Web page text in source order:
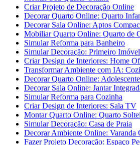
Criar Projeto de Decoração Online
Decorar Quarto Online: Quarto
Decorar Sala Online: Aptos
Mobiliar Quarto Online: Quarto de
Simular Reforma para Banheiro
Simular Decoração: Primeiro Imóvel
Criar Design de Interiores: Home
Transformar Ambiente com IA:
Decorar Quarto Online: Adolescente
Decorar Sala Online: Jantar
Simular Reforma para Cozinha
Criar Design de Interiores: Sala TV
Montar Quarto Online: Quarto
Simular Decoração: Casa de Praia
Decorar Ambiente Online: Varanda
Fazer Projeto Decoração: Espaço